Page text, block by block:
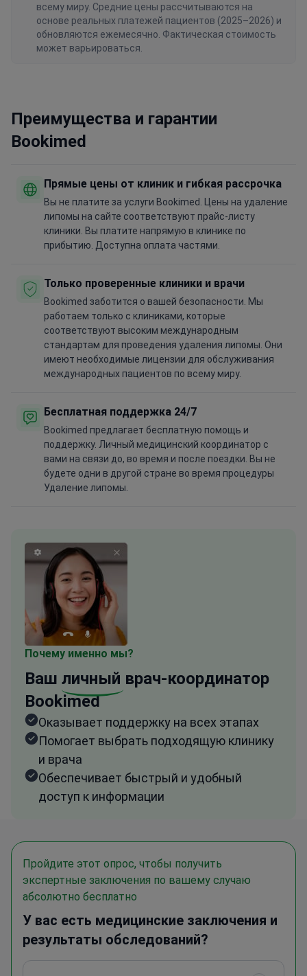
всему миру. Средние цены рассчитываются на
основе реальных платежей пациентов (2025–2026) и
обновляются ежемесячно. Фактическая стоимость
может варьироваться.
Преимущества и гарантии
Bookimed
Прямые цены от клиник и гибкая рассрочка
Вы не платите за услуги Bookimed. Цены на удаление
липомы на сайте соответствуют прайс-листу
клиники. Вы платите напрямую в клинике по
прибытию. Доступна оплата частями.
Только проверенные клиники и врачи
Bookimed заботится о вашей безопасности. Мы
работаем только с клиниками, которые
соответствуют высоким международным
стандартам для проведения удаления липомы. Они
имеют необходимые лицензии для обслуживания
международных пациентов по всему миру.
Бесплатная поддержка 24/7
Bookimed предлагает бесплатную помощь и
поддержку. Личный медицинский координатор с
вами на связи до, во время и после поездки. Вы не
будете одни в другой стране во время процедуры
Удаление липомы.
Почему именно мы?
Ваш личный врач-координатор
Bookimed
Оказывает поддержку на всех этапах
Помогает выбрать подходящую клинику
и врача
Обеспечивает быстрый и удобный
доступ к информации
Пройдите этот опрос, чтобы получить
экспертные заключения по вашему случаю
абсолютно бесплатно
У вас есть медицинские заключения и
результаты обследований?